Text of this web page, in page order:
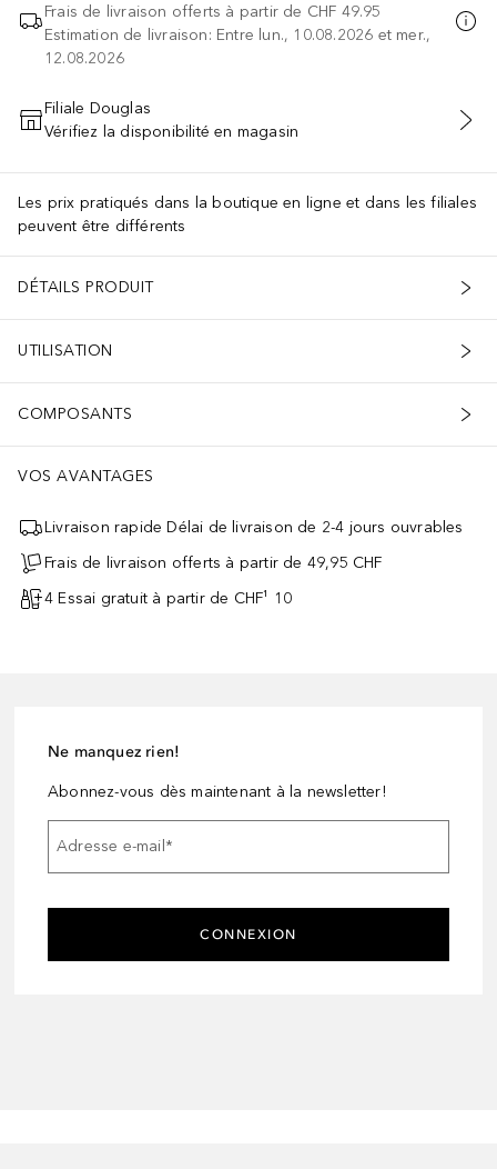
Frais de livraison offerts à partir de CHF 49.95
Estimation de livraison: Entre lun., 10.08.2026 et mer.,
12.08.2026
AJOUTER AU PANIER
Filiale Douglas
Vérifiez la disponibilité en magasin
Les prix pratiqués dans la boutique en ligne et dans les filiales
peuvent être différents
DÉTAILS PRODUIT
UTILISATION
COMPOSANTS
VOS AVANTAGES
Livraison rapide Délai de livraison de 2-4 jours ouvrables
Frais de livraison offerts à partir de 49,95 CHF
4 Essai gratuit à partir de CHF¹ 10
Ne manquez rien!
Abonnez-vous dès maintenant à la newsletter!
Adresse e-mail*
CONNEXION